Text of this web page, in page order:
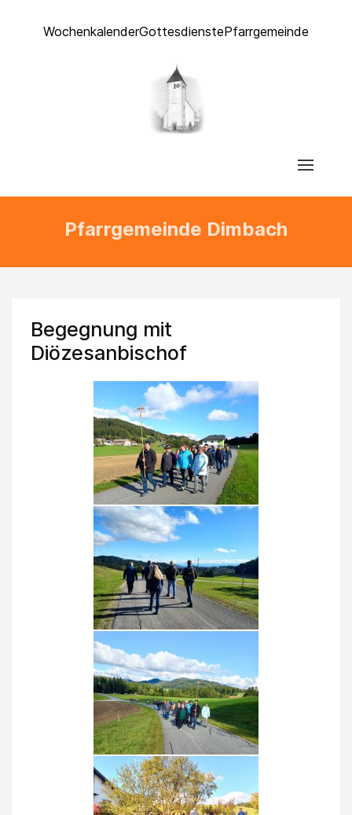
WochenkalenderGottesdienstePfarrgemeinde
Pfarrgemeinde Dimbach
Begegnung mit
Diözesanbischof